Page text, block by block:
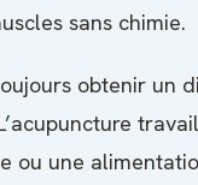
sans chimie.
obtenir un
ou une